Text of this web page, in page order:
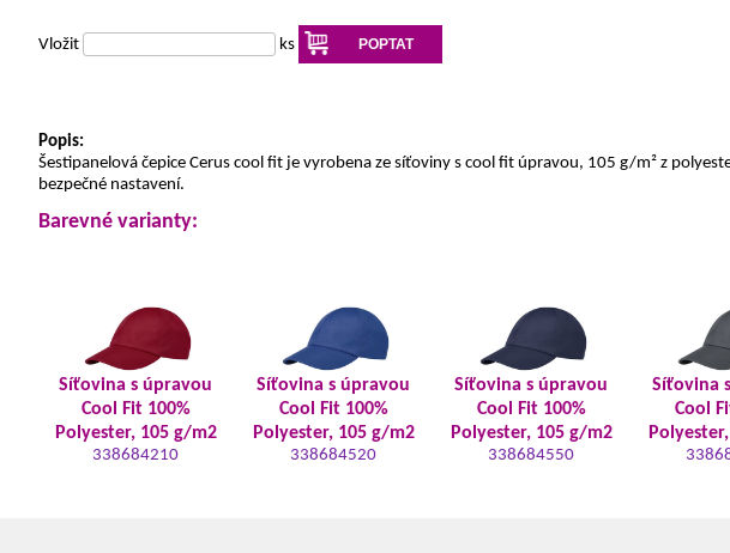
Vložit ks POPTAT
Popis:
Šestipanelová čepice Cerus cool fit je vyrobena ze síťoviny s cool fit úpravou, 105 g/m² z
bezpečné nastavení.
Barevné varianty:
Síťovina s úpravou
Cool Fit 100%
Polyester, 105 g/m2
338684210
Síťovina s úpravou
Cool Fit 100%
Polyester, 105 g/m2
338684520
Síťovina s úpravou
Cool Fit 100%
Polyester, 105 g/m2
338684550
Síťovina
Cool